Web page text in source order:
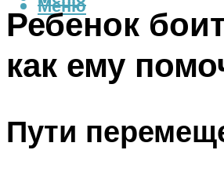
Меню
Ребенок
как ему
Пути